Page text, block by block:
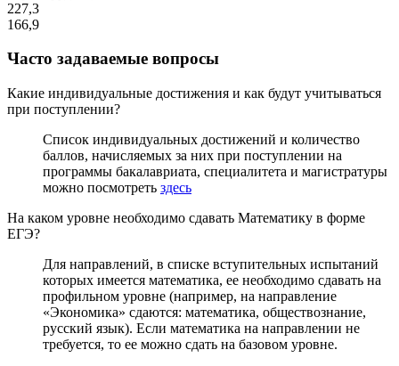
227,3
166,9
Часто задаваемые вопросы
Какие индивидуальные достижения и как будут учитываться
при поступлении?
Список индивидуальных достижений и количество
баллов, начисляемых за них при поступлении на
программы бакалавриата, специалитета и магистратуры
можно посмотреть здесь
На каком уровне необходимо сдавать Математику в форме
ЕГЭ?
Для направлений, в списке вступительных испытаний
которых имеется математика, ее необходимо сдавать на
профильном уровне (например, на направление
«Экономика» сдаются: математика, обществознание,
русский язык). Если математика на направлении не
требуется, то ее можно сдать на базовом уровне.